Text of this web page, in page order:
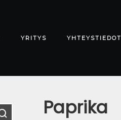
YRITYS YHTEYSTIEDOT
Paprika